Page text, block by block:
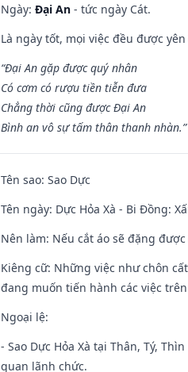
Ngày: Đại An - tức ngày Cát.
Là ngày tốt, mọi việc đều được
“Đại An gặp được quý nhân
Có cơm có rượu tiền tiễn đưa
Chẳng thời cũng được Đại An
Bình an vô sự tấm thân thanh nhàn.”
Tên sao: Sao Dực
Tên ngày: Dực Hỏa Xà - Bi Đồng:
Nên làm: Nếu cắt áo sẽ đặng
Kiêng cữ: Những việc như chôn
đang muốn tiến hành các việc
Ngoại lệ:
- Sao Dực Hỏa Xà tại Thân, Tý,
quan lãnh chức.